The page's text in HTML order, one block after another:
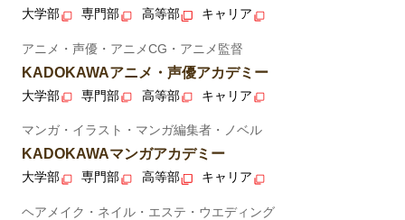
大学部 専門部 高等部 キャリア
アニメ・声優・アニメCG・アニメ監督
KADOKAWAアニメ・声優アカデミー
大学部 専門部 高等部 キャリア
マンガ・イラスト・マンガ編集者・ノベル
KADOKAWAマンガアカデミー
大学部 専門部 高等部 キャリア
ヘアメイク・ネイル・エステ・ウエディング